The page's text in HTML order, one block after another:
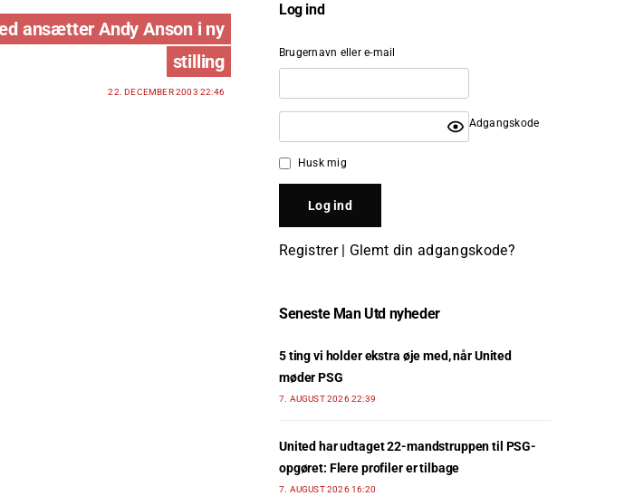
ansætter Andy Anson i ny
stilling
22. DECEMBER 2003 22:46
Log ind
Brugernavn eller e-mail
Adgangskode
Husk mig
Registrer| Glemt din adgangskode?
Seneste Man Utd nyheder
5 ting vi holder ekstra øje med, når United
møder PSG
7. AUGUST 2026 22:39
United har udtaget 22-mandstruppen til PSG-
opgøret: Flere profiler er tilbage
7. AUGUST 2026 16:20